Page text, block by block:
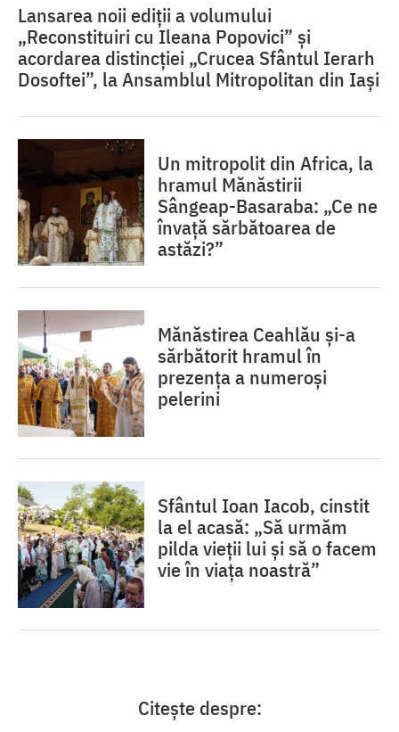
Lansarea noii ediții a volumului
„Reconstituiri cu Ileana Popovici” și
acordarea distincției „Crucea Sfântul Ierarh
Dosoftei”, la Ansamblul Mitropolitan din Iași
Un mitropolit din Africa, la
hramul Mănăstirii
Sângeap-Basaraba: „Ce ne
învață sărbătoarea de
astăzi?”
Mănăstirea Ceahlău și-a
sărbătorit hramul în
prezența a numeroși
pelerini
Sfântul Ioan Iacob, cinstit
la el acasă: „Să urmăm
pilda vieții lui și să o facem
vie în viața noastră”
Citește despre: